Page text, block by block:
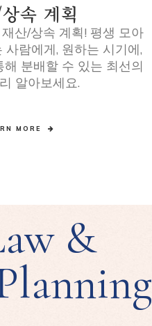
속 계획
산/상속 계획! 평생 모아
람에게, 원하는 시기에,
분배할 수 있는 최선의
알아보세요.
MORE
&